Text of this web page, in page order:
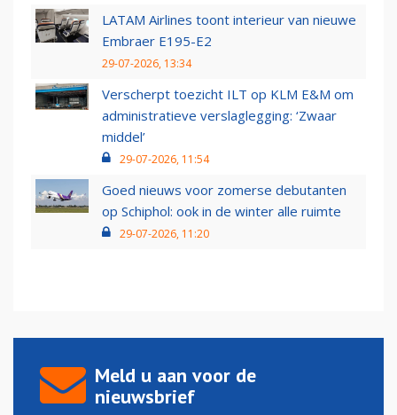
LATAM Airlines toont interieur van nieuwe
Embraer E195-E2
29-07-2026, 13:34
Verscherpt toezicht ILT op KLM E&M om
administratieve verslaglegging: ‘Zwaar
middel’
29-07-2026, 11:54
Goed nieuws voor zomerse debutanten
op Schiphol: ook in de winter alle ruimte
29-07-2026, 11:20
Meld u aan voor de
nieuwsbrief